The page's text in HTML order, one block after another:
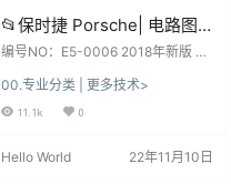
📂保时捷 Porsche| 电路图
2018年新版 Piwsi3中文版
电路图单机离线查询系统 [送
安装教程+不加密+不绑定]
新增2017 2018新款
编号NO：E5-0006 2018年新版 保
新增2017 2018新款（5.5G） 软件
系统：下载前, 先看一下日期和版本,
数据、功能、权限、win系统、安
00.专业分类 | 更多技术>
11.1k 0
Hello World 22年11月10日